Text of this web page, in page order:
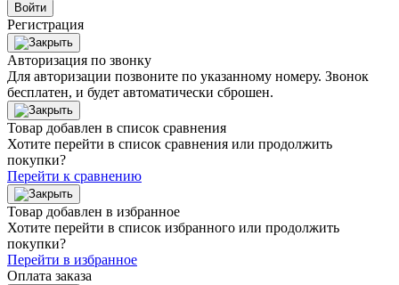
Войти
Регистрация
Авторизация по звонку
Для авторизации позвоните по указанному номеру. Звонок
бесплатен, и будет автоматически сброшен.
Товар добавлен в список сравнения
Хотите перейти в список сравнения или продолжить
покупки?
Перейти к сравнению
Товар добавлен в избранное
Хотите перейти в список избранного или продолжить
покупки?
Перейти в избранное
Оплата заказа